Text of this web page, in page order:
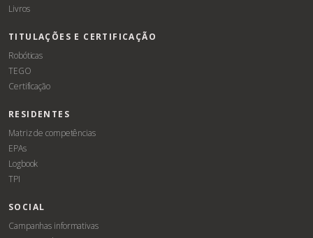
Livros
TITULAÇÕES E CERTIFICAÇÃO
Robóticas
TEGO
Certificação
RESIDENTES
Matriz de competências
EPAs
Logbook
TPI
SOCIAL
Campanhas informativas